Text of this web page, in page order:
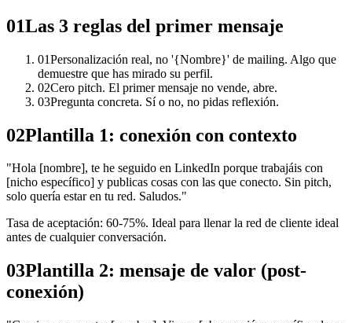
01Las 3 reglas del primer mensaje
01Personalización real, no '{Nombre}' de mailing. Algo que
demuestre que has mirado su perfil.
02Cero pitch. El primer mensaje no vende, abre.
03Pregunta concreta. Sí o no, no pidas reflexión.
02Plantilla 1: conexión con contexto
"Hola [nombre], te he seguido en LinkedIn porque trabajáis con
[nicho específico] y publicas cosas con las que conecto. Sin pitch,
solo quería estar en tu red. Saludos."
Tasa de aceptación: 60-75%. Ideal para llenar la red de cliente ideal
antes de cualquier conversación.
03Plantilla 2: mensaje de valor (post-
conexión)